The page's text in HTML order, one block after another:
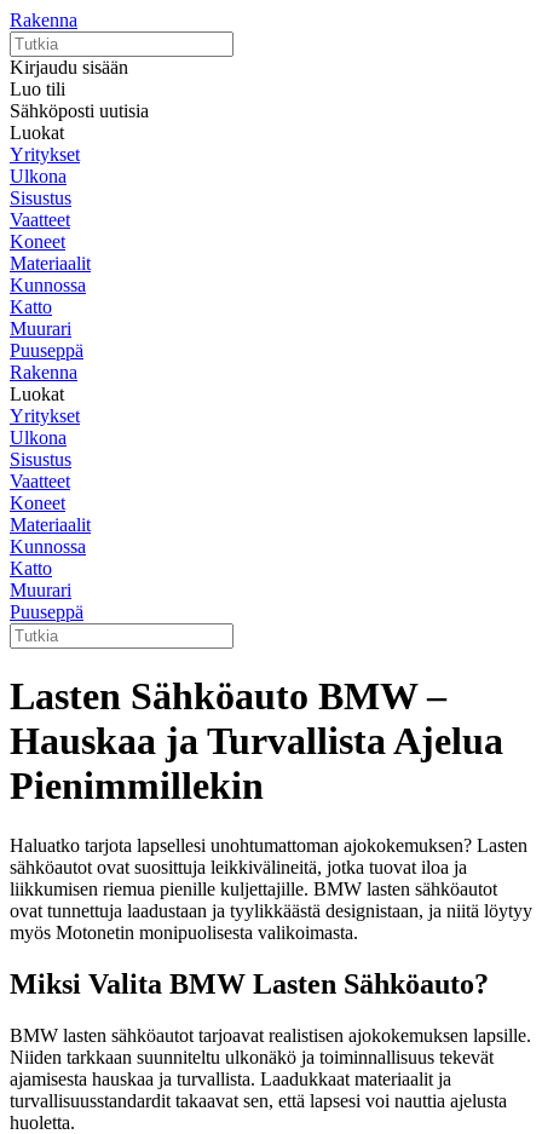
Rakenna
Kirjaudu sisään
Luo tili
Sähköposti uutisia
Luokat
Yritykset
Ulkona
Sisustus
Vaatteet
Koneet
Materiaalit
Kunnossa
Katto
Muurari
Puuseppä
Rakenna
Luokat
Yritykset
Ulkona
Sisustus
Vaatteet
Koneet
Materiaalit
Kunnossa
Katto
Muurari
Puuseppä
Lasten Sähköauto BMW –
Hauskaa ja Turvallista Ajelua
Pienimmillekin
Haluatko tarjota lapsellesi unohtumattoman ajokokemuksen? Lasten
sähköautot ovat suosittuja leikkivälineitä, jotka tuovat iloa ja
liikkumisen riemua pienille kuljettajille. BMW lasten sähköautot
ovat tunnettuja laadustaan ja tyylikkäästä designistaan, ja niitä löytyy
myös Motonetin monipuolisesta valikoimasta.
Miksi Valita BMW Lasten Sähköauto?
BMW lasten sähköautot tarjoavat realistisen ajokokemuksen lapsille.
Niiden tarkkaan suunniteltu ulkonäkö ja toiminnallisuus tekevät
ajamisesta hauskaa ja turvallista. Laadukkaat materiaalit ja
turvallisuusstandardit takaavat sen, että lapsesi voi nauttia ajelusta
huoletta.